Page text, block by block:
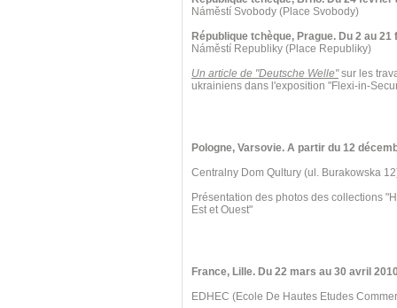
Náměstí Svobody (Place Svobody)
République tchèque, Prague. Du 2 au 21
Náměstí Republiky (Place Republiky)
Un article de "Deutsche Welle"sur les
ukrainiens dans l'exposition "Flexi-in-
Pologne, Varsovie. A partir du 12
Centralny Dom Qultury (ul. Burakowska
Présentation des photos des collections
Est et Ouest"
France, Lille. Du 22 mars au 30 avril
EDHEC (Ecole De Hautes Etudes